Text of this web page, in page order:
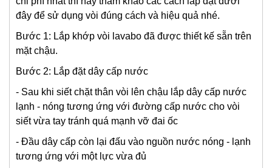
đây để sử dụng vòi đúng cách và hiệu quả nhé.
Bước 1: Lắp khớp vòi lavabo đã được thiết kế sẵn trên
mặt chậu.
Bước 2: Lắp đặt dây cấp nước
- Sau khi siết chặt thân vòi lên chậu lắp dây cấp nước
lạnh - nóng tương ứng với đường cấp nước cho vòi
siết vừa tay tránh quá mạnh vỡ đai ốc
- Đầu dây cấp còn lại đấu vào nguồn nước nóng - lạnh
tương ứng với một lực vừa đủ